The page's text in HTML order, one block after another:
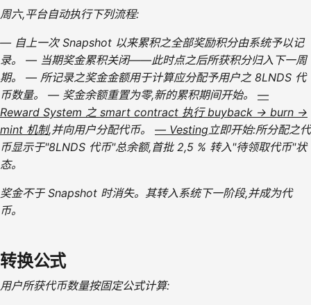
周六,平台自动执行下列流程:
— 自上一次 Snapshot 以来累积之全部奖励积分由系统予以记
录。 — 当期奖金累积关闭——此时点之后所获积分归入下一周
期。 — 所记录之奖金金额用于计算应分配予用户之 8LNDS 代
币数量。 — 奖金余额重置为零,新的累积期间开始。 —
Reward System 之 smart contract 执行 buyback → burn →
mint 机制,并向用户分配代币。 — Vesting立即开始:所分配之代
币显示于"8LNDS 代币"总余额,首批 2,5 % 转入"待领取代币"状
态。
奖金不于 Snapshot 时消失。其转入系统下一阶段,并成为代
币。
转换公式
用户所获代币数量按固定公式计算: